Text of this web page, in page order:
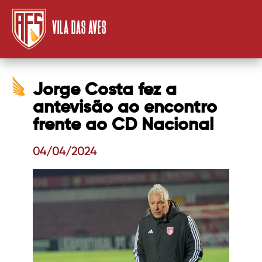
VILA DAS AVES
Jorge Costa fez a
antevisão ao encontro
frente ao CD Nacional
04/04/2024